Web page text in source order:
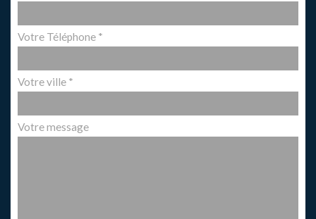
Votre Téléphone *
Votre ville *
Votre message